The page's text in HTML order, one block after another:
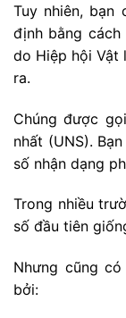
Tuy nhiên,
định bằng
do Hiệp hội Vật
ra.
Chúng được
nhất (UNS).
số nhận dạng
Trong nhiều
số đầu tiên
Nhưng cũng
bởi: